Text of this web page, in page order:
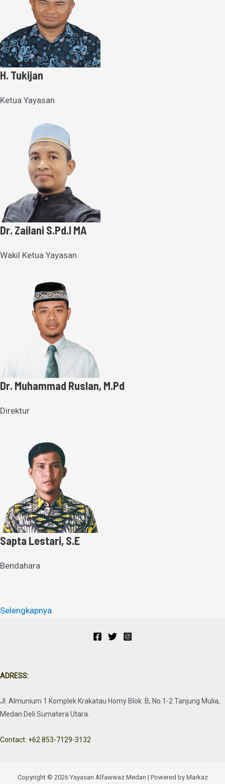
H. Tukijan
Ketua Yayasan
Dr. Zailani S.Pd.I MA
Wakil Ketua Yayasan
Dr. Muhammad Ruslan, M.Pd
Direktur
Sapta Lestari, S.E
Bendahara
Selengkapnya
ADRESS:
Jl. Almunium 1 Komplek Krakatau Homy Blok. B, No.1-2 Tanjung Mulia,
Medan Deli Sumatera Utara.
Contact: +62 853-7129-3132
Copyright © 2026 Yayasan Alfawwaz Medan | Powered by Markaz